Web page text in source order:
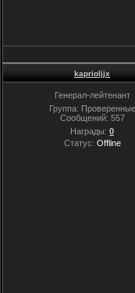
kaprioljjx
Генерал-лейтенант
Группа: Проверенные
Сообщений: 557
Награды: 0
Статус: Offline